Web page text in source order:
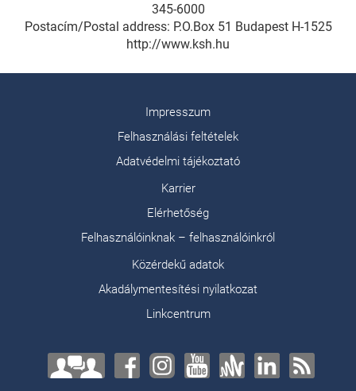
345-6000
Postacím/Postal address: P.O.Box 51 Budapest H-1525
http://www.ksh.hu
Impresszum
Felhasználási feltételek
Adatvédelmi tájékoztató
Karrier
Elérhetőség
Felhasználóinknak – felhasználóinkról
Közérdekű adatok
Akadálymentesítési nyilatkozat
Linkcentrum